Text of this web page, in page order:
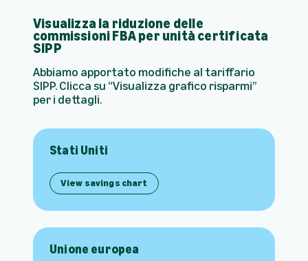
Visualizza la riduzione delle
commissioni FBA per unità certificata
SIPP
Abbiamo apportato modifiche al tariffario
SIPP. Clicca su “Visualizza grafico risparmi”
per i dettagli.
Stati Uniti
View savings chart
Unione europea